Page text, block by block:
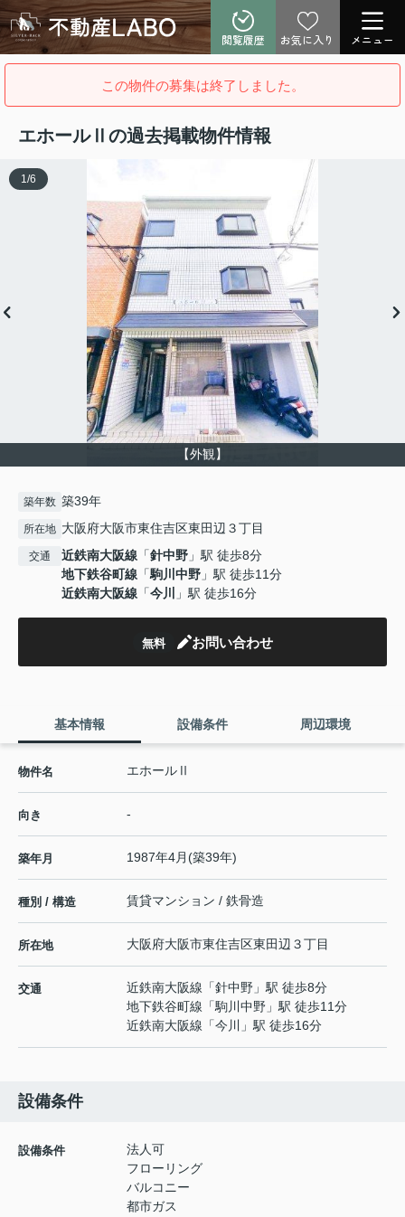
閲覧履歴 お気に入り メニュー
この物件の募集は終了しました。
エホールⅡの過去掲載物件情報
【外観】
1 /6
築年数 築39年
所在地 大阪府大阪市東住吉区東田辺３丁目
交通 近鉄南大阪線 「針中野 」駅 徒歩8分
地下鉄谷町線 「駒川中野 」駅 徒歩11分
近鉄南大阪線 「今川 」駅 徒歩16分
無料 お問い合わせ
基本情報 設備条件 周辺環境
物件名 エホールⅡ
向き -
築年月 1987年4月(築39年)
種別 / 構造 賃貸マンション / 鉄骨造
所在地 大阪府大阪市東住吉区東田辺 ３丁目
交通 近鉄南大阪線 「針中野 」駅 徒歩8分
地下鉄谷町線 「駒川中野 」駅 徒歩11分
近鉄南大阪線 「今川 」駅 徒歩16分
設備条件
設備条件
法人可
フローリング
バルコニー
都市ガス